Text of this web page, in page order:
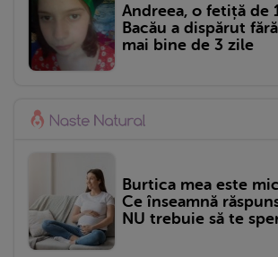
Andreea, o fetiță de
Bacău a dispărut
mai bine de 3 zile
Burtica mea este
Ce înseamnă
NU trebuie să te